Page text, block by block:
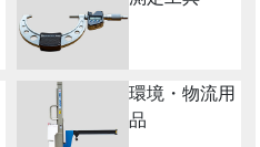
環境・物流用
品